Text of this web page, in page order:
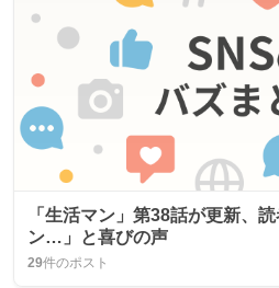
「生活マン」第38話が更新、
ン…」と喜びの声
29件のポスト